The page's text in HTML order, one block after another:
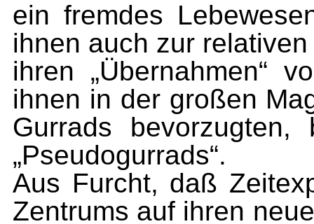
ein fremdes
ihnen auch zur
ihren „Übernahmen“
ihnen in der großen
Gurrads
„Pseudogurrads“.
Aus Furcht, daß
Zentrums auf ihren